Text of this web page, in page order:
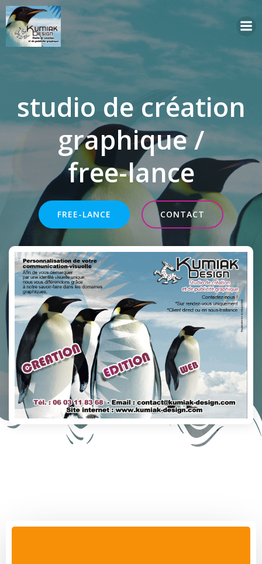
Aller
contenu
studio de création
graphique /
free-lance
FREE-LANCE CONTACT